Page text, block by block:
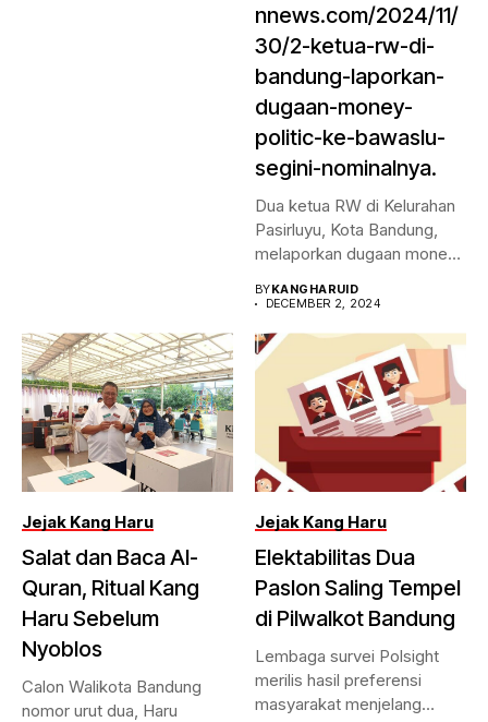
nnews.com/2024/11/
30/2-ketua-rw-di-
bandung-laporkan-
dugaan-money-
politic-ke-bawaslu-
segini-nominalnya.
Dua ketua RW di Kelurahan
Pasirluyu, Kota Bandung,
melaporkan dugaan money
BYKANGHARUID
DECEMBER 2, 2024
Jejak Kang Haru
Salat dan Baca Al-
Quran, Ritual Kang
Haru Sebelum
Nyoblos
Calon Walikota Bandung
nomor urut dua, Haru
Jejak Kang Haru
Elektabilitas Dua
Paslon Saling Tempel
di Pilwalkot Bandung
Lembaga survei Polsight
merilis hasil preferensi
masyarakat menjelang